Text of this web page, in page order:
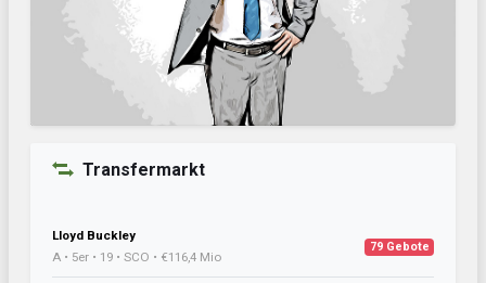
Transfermarkt
Lloyd Buckley
A • 5er • 19 • SCO • €116,4 Mio
79 Gebote